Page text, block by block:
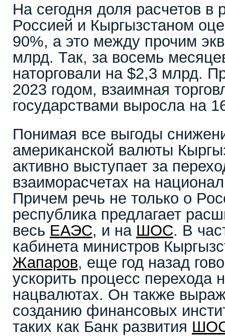
На сегодня доля расчетов в
Россией и Кыргызстаном
90%, а это между прочим
млрд. Так, за восемь
наторговали на $2,3 млрд.
2023 годом, взаимная
государствами выросла на
Понимая все выгоды
американской валюты
активно выступает за
взаиморасчетах на
Причем речь не только о
республика предлагает
весь ЕАЭС, и на ШОС. В
кабинета министров
Жапаров, еще год назад
ускорить процесс перехода
нацвалютах. Он также
созданию финансовых
таких как Банк развития